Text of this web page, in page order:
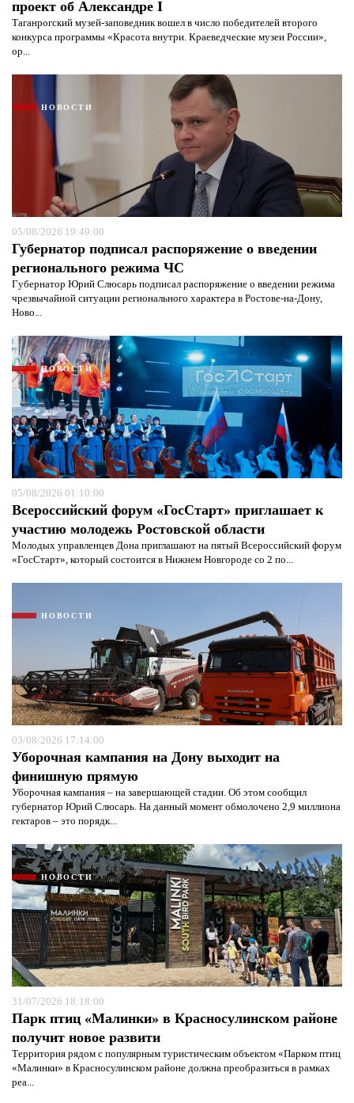
проект об Александре I
Таганрогский музей-заповедник вошел в число победителей второго
конкурса программы «Красота внутри. Краеведческие музеи России»,
ор...
НОВОСТИ
05/08/2026 19:49:00
Губернатор подписал распоряжение о введении
регионального режима ЧС
Губернатор Юрий Слюсарь подписал распоряжение о введении режима
чрезвычайной ситуации регионального характера в Ростове-на-Дону,
Ново...
НОВОСТИ
05/08/2026 01:10:00
Всероссийский форум «ГосСтарт» приглашает к
участию молодежь Ростовской области
Молодых управленцев Дона приглашают на пятый Всероссийский форум
«ГосСтарт», который состоится в Нижнем Новгороде со 2 по...
НОВОСТИ
03/08/2026 17:14:00
Уборочная кампания на Дону выходит на
финишную прямую
Уборочная кампания – на завершающей стадии. Об этом сообщил
губернатор Юрий Слюсарь. На данный момент обмолочено 2,9 миллиона
гектаров – это порядк...
НОВОСТИ
31/07/2026 18:18:00
Парк птиц «Малинки» в Красносулинском районе
получит новое развити
Территория рядом с популярным туристическим объектом «Парком птиц
«Малинки» в Красносулинском районе должна преобразиться в рамках
реа...
Я согласен сполитикой конфиденциальности и
защиты информации*
Я согласен с